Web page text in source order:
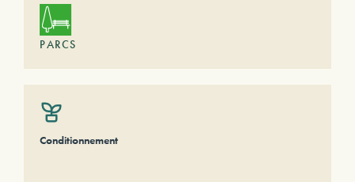
PARCS
Conditionnement